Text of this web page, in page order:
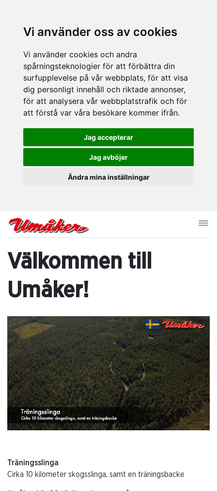
Vi använder oss av cookies
Vi använder cookies och andra
spårningsteknologier för att förbättra din
surfupplevelse på vår webbplats, för att visa
dig personligt innehåll och riktade annonser,
för att analysera vår webbplatstrafik och för
att förstå var våra besökare kommer ifrån.
Jag accepterar
Jag avböjer
Ändra mina inställningar
Välkommen till
Umåker!
Träningsslinga
Cirka 10 kilometer skogsslinga, samt en träningsbacke